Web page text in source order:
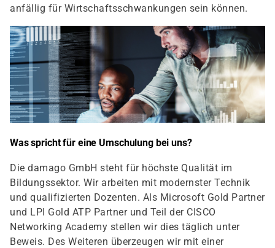
anfällig für Wirtschaftsschwankungen sein können.
Was spricht für eine Umschulung bei uns?
Die damago GmbH steht für höchste Qualität im
Bildungssektor. Wir arbeiten mit modernster Technik
und qualifizierten Dozenten. Als Microsoft Gold Partner
und LPI Gold ATP Partner und Teil der CISCO
Networking Academy stellen wir dies täglich unter
Beweis. Des Weiteren überzeugen wir mit einer